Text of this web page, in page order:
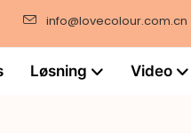
info@lovecolour.com.cn
Løsning Video